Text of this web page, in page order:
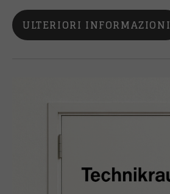
ULTERIORI INFORMAZIONI